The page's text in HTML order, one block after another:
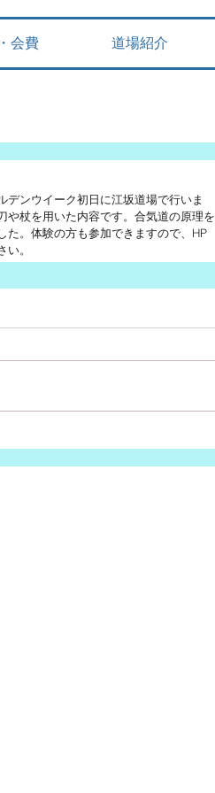
会費 道場紹介
ンウイーク初日に江坂道場で行いま
や杖を用いた内容です。合気道の原理を
た。体験の方も参加できますので、HP
。